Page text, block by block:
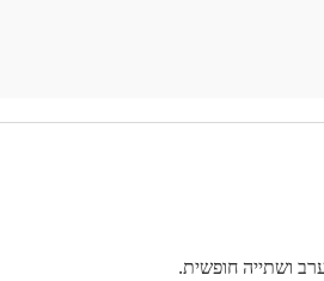
ושתייה חופשית.